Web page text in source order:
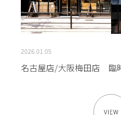
2026.01.05
名古屋店/大阪梅田店 臨